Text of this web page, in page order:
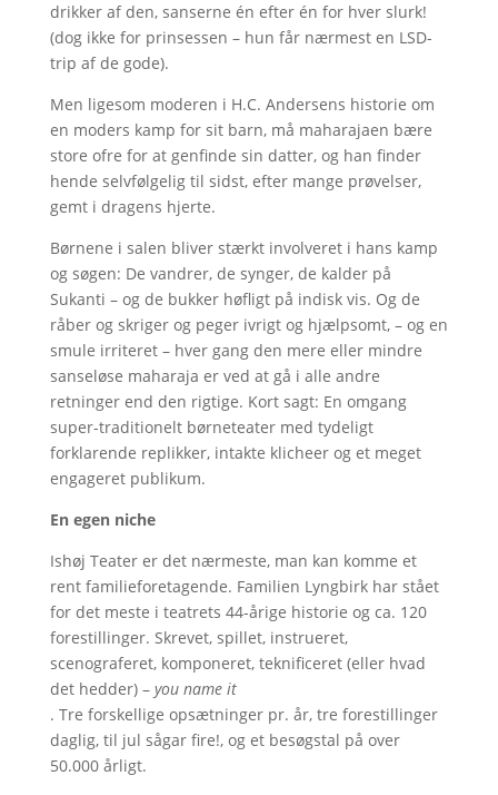
drikker af den, sanserne én efter én for hver slurk!
(dog ikke for prinsessen – hun får nærmest en LSD-
trip af de gode).
Men ligesom moderen i H.C. Andersens historie om
en moders kamp for sit barn, må maharajaen bære
store ofre for at genfinde sin datter, og han finder
hende selvfølgelig til sidst, efter mange prøvelser,
gemt i dragens hjerte.
Børnene i salen bliver stærkt involveret i hans kamp
og søgen: De vandrer, de synger, de kalder på
Sukanti – og de bukker høfligt på indisk vis. Og de
råber og skriger og peger ivrigt og hjælpsomt, – og en
smule irriteret – hver gang den mere eller mindre
sanseløse maharaja er ved at gå i alle andre
retninger end den rigtige. Kort sagt: En omgang
super-traditionelt børneteater med tydeligt
forklarende replikker, intakte klicheer og et meget
engageret publikum.
En egen niche
Ishøj Teater er det nærmeste, man kan komme et
rent familieforetagende. Familien Lyngbirk har stået
for det meste i teatrets 44-årige historie og ca. 120
forestillinger. Skrevet, spillet, instrueret,
scenograferet, komponeret, teknificeret (eller hvad
det hedder) – you name it
. Tre forskellige opsætninger pr. år, tre forestillinger
daglig, til jul sågar fire!, og et besøgstal på over
50.000 årligt.